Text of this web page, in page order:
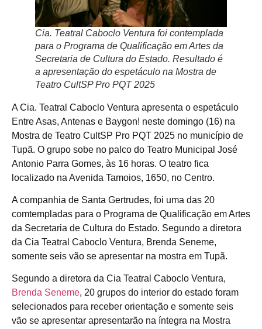
Cia. Teatral Caboclo Ventura foi contemplada
para o Programa de Qualificação em Artes da
Secretaria de Cultura do Estado. Resultado é
a apresentação do espetáculo na Mostra de
Teatro CultSP Pro PQT 2025
A Cia. Teatral Caboclo Ventura apresenta o espetáculo
Entre Asas, Antenas e Baygon! neste domingo (16) na
Mostra de Teatro CultSP Pro PQT 2025 no município de
Tupã. O grupo sobe no palco do Teatro Municipal José
Antonio Parra Gomes, às 16 horas. O teatro fica
localizado na Avenida Tamoios, 1650, no Centro.
A companhia de Santa Gertrudes, foi uma das 20
comtempladas para o Programa de Qualificação em Artes
da Secretaria de Cultura do Estado. Segundo a diretora
da Cia Teatral Caboclo Ventura, Brenda Seneme,
somente seis vão se apresentar na mostra em Tupã.
Segundo a diretora da Cia Teatral Caboclo Ventura,
Brenda Seneme, 20 grupos do interior do estado foram
selecionados para receber orientação e somente seis
vão se apresentar apresentarão na íntegra na Mostra